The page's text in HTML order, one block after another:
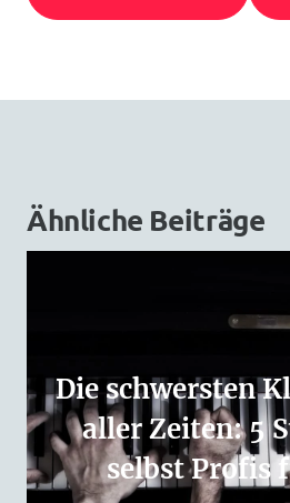
Ähnliche Beiträge
Die schwersten
aller Zeiten: 5
selbst Profis